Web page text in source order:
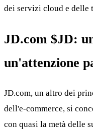
dei servizi cloud e delle
JD.com $JD:
un'attenzione
JD.com, un altro dei
dell'e-commerce, si
con quasi la metà delle